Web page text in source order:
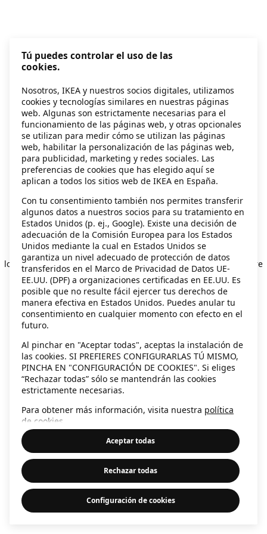
Application error: a client-side exception has occurred
loadingsecondhand.ikea.com (see the browser console for more
information).
Tú puedes controlar el uso de las
cookies.
Nosotros, IKEA y nuestros socios digitales, utilizamos
cookies y tecnologías similares en nuestras páginas
web. Algunas son estrictamente necesarias para el
funcionamiento de las páginas web, y otras opcionales
se utilizan para medir cómo se utilizan las páginas
web, habilitar la personalización de las páginas web,
para publicidad, marketing y redes sociales. Las
preferencias de cookies que has elegido aquí se
aplican a todos los sitios web de IKEA en España.
Con tu consentimiento también nos permites transferir
algunos datos a nuestros socios para su tratamiento en
Estados Unidos (p. ej., Google). Existe una decisión de
adecuación de la Comisión Europea para los Estados
Unidos mediante la cual en Estados Unidos se
garantiza un nivel adecuado de protección de datos
transferidos en el Marco de Privacidad de Datos UE-
EE.UU. (DPF) a organizaciones certificadas en EE.UU. Es
posible que no resulte fácil ejercer tus derechos de
manera efectiva en Estados Unidos. Puedes anular tu
consentimiento en cualquier momento con efecto en el
futuro.
Al pinchar en "Aceptar todas", aceptas la instalación de
las cookies. SI PREFIERES CONFIGURARLAS TÚ MISMO,
PINCHA EN "CONFIGURACIÓN DE COOKIES". Si eliges
“Rechazar todas” sólo se mantendrán las cookies
estrictamente necesarias.
Para obtener más información, visita nuestra política
de cookies
Aceptar todas
Rechazar todas
Configuración de cookies